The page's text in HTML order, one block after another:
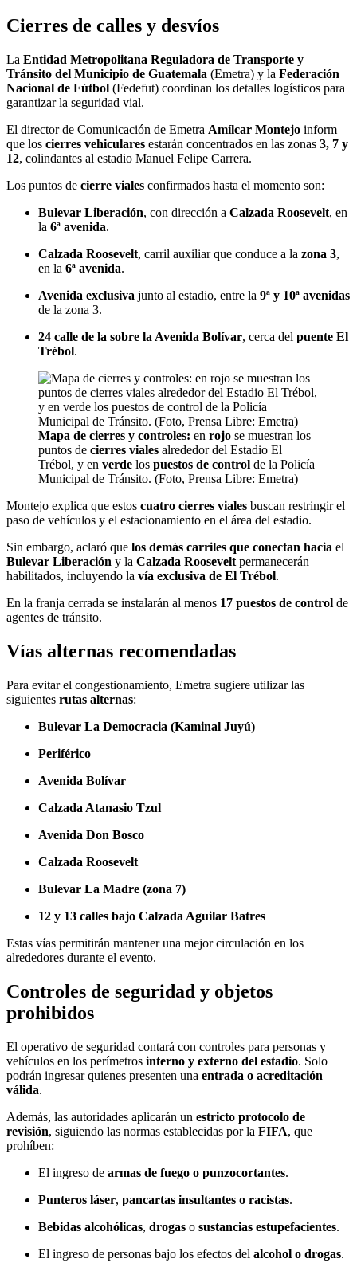
Cierres de calles y desvíos
La Entidad Metropolitana Reguladora de Transporte y
Tránsito del Municipio de Guatemala (Emetra) y la Federación
Nacional de Fútbol (Fedefut) coordinan los detalles logísticos para
garantizar la seguridad vial.
El director de Comunicación de Emetra Amílcar Montejo inform
que los cierres vehiculares estarán concentrados en las zonas 3, 7 y
12, colindantes al estadio Manuel Felipe Carrera.
Los puntos de cierre viales confirmados hasta el momento son:
Bulevar Liberación, con dirección a Calzada Roosevelt, en
la 6ª avenida.
Calzada Roosevelt, carril auxiliar que conduce a la zona 3,
en la 6ª avenida.
Avenida exclusiva junto al estadio, entre la 9ª y 10ª avenidas
de la zona 3.
24 calle de la sobre la Avenida Bolívar, cerca del puente El
Trébol.
Mapa de cierres y controles: en rojo se muestran los
puntos de cierres viales alrededor del Estadio El
Trébol, y en verde los puestos de control de la Policía
Municipal de Tránsito. (Foto, Prensa Libre: Emetra)
Montejo explica que estos cuatro cierres viales buscan restringir el
paso de vehículos y el estacionamiento en el área del estadio.
Sin embargo, aclaró que los demás carriles que conectan hacia el
Bulevar Liberación y la Calzada Roosevelt permanecerán
habilitados, incluyendo la vía exclusiva de El Trébol.
En la franja cerrada se instalarán al menos 17 puestos de control de
agentes de tránsito.
Vías alternas recomendadas
Para evitar el congestionamiento, Emetra sugiere utilizar las
siguientes rutas alternas:
Bulevar La Democracia (Kaminal Juyú)
Periférico
Avenida Bolívar
Calzada Atanasio Tzul
Avenida Don Bosco
Calzada Roosevelt
Bulevar La Madre (zona 7)
12 y 13 calles bajo Calzada Aguilar Batres
Estas vías permitirán mantener una mejor circulación en los
alrededores durante el evento.
Controles de seguridad y objetos
prohibidos
El operativo de seguridad contará con controles para personas y
vehículos en los perímetros interno y externo del estadio. Solo
podrán ingresar quienes presenten una entrada o acreditación
válida.
Además, las autoridades aplicarán un estricto protocolo de
revisión, siguiendo las normas establecidas por la FIFA, que
prohíben:
El ingreso de armas de fuego o punzocortantes.
Punteros láser, pancartas insultantes o racistas.
Bebidas alcohólicas, drogas o sustancias estupefacientes.
El ingreso de personas bajo los efectos del alcohol o drogas.